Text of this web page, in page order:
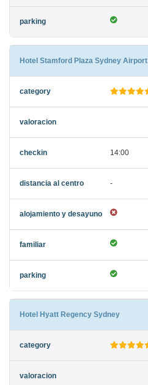
Hotel Stamford Plaza Sydney Airport
14:00
-
Hotel Hyatt Regency Sydney